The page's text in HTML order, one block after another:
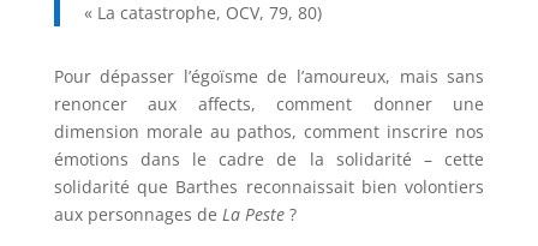
« La catastrophe, OCV, 79, 80)
Pour dépasser l’égoïsme de l’amoureux, mais sans
renoncer aux affects, comment donner une
dimension morale au pathos, comment inscrire nos
émotions dans le cadre de la solidarité – cette
solidarité que Barthes reconnaissait bien volontiers
aux personnages de La Peste?